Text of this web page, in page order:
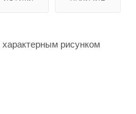
рисунком